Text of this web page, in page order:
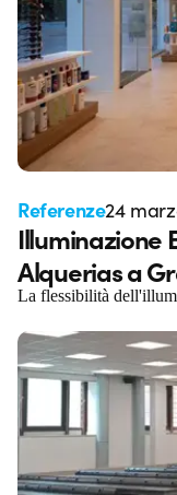
Referenze24
Illuminazione
Alquerias a
La flessibilità